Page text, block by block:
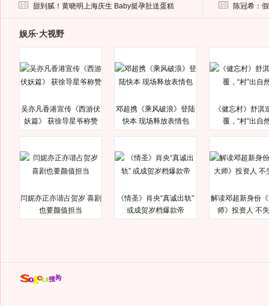
10 甜到腻！黄晓明上海庆生 Baby挺孕肚送蛋糕 10 陈冠希：
娱乐·大视野
吴亦凡香港宣传《西游伏
妖篇》 获徐导星爷称赞
邓超携《乘风破浪》登陆
快本 现场释放表情包
《健忘村》舒淇
覆，“村”出自
闫妮亦正亦谐占贺岁 喜剧
也要颜值担当
《情圣》肖央“真诚出轨”
或成贺岁档爆款帝
解读邓超新身份
师》投资人 不